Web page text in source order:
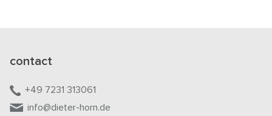
contact
+49 7231 313061
info@dieter-horn.de